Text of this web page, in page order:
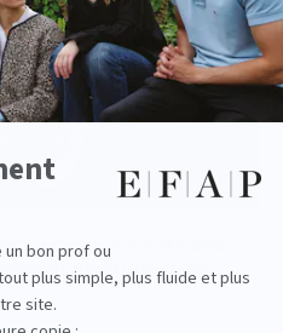
des classements des
2026